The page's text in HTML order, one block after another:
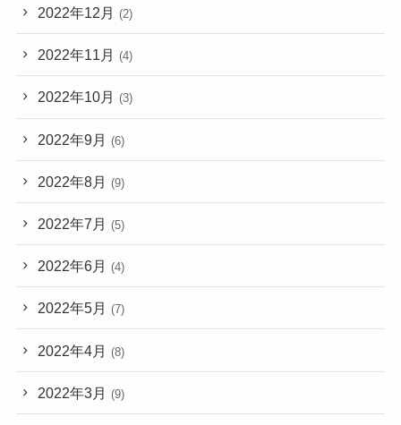
2022年12月 (2)
2022年11月 (4)
2022年10月 (3)
2022年9月 (6)
2022年8月 (9)
2022年7月 (5)
2022年6月 (4)
2022年5月 (7)
2022年4月 (8)
2022年3月 (9)